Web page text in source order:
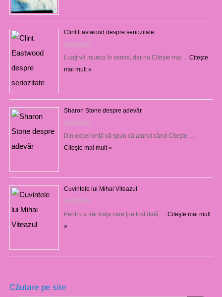
Clint Eastwood despre seriozitate
23/08/2023
Luaţi-vă munca în serios, dar nu Citește mai … Citeşte
mai mult »
Sharon Stone despre adevăr
22/08/2023
Din experienţă vă spun că atunci când Citește …
Citeşte mai mult »
Cuvintele lui Mihai Viteazul
21/08/2023
Pentru a trăi viaţa care ţi-a fost dată, … Citeşte mai mult
»
Căutare pe site